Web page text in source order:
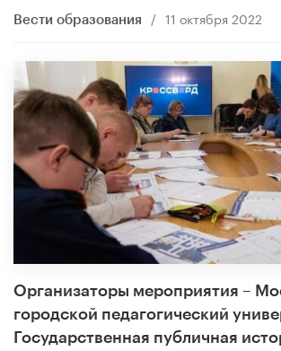
Вести образования / 11 октября 2022
Организаторы мероприятия –
городской педагогический
Государственная публичная